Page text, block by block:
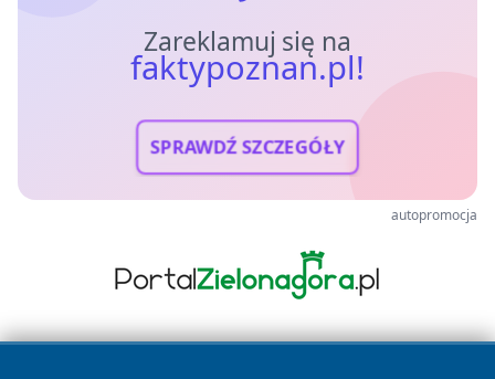
Zareklamuj się na
faktypoznan.pl!
SPRAWDŹ SZCZEGÓŁY
autopromocja